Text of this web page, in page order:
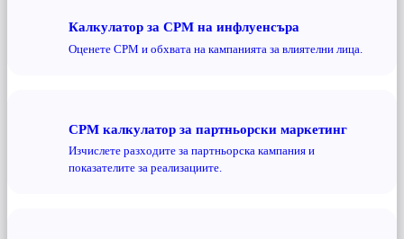
Калкулатор за CPM на инфлуенсъра
Оценете CPM и обхвата на кампанията за влиятелни лица.
CPM калкулатор за партньорски маркетинг
Изчислете разходите за партньорска кампания и
показателите за реализациите.